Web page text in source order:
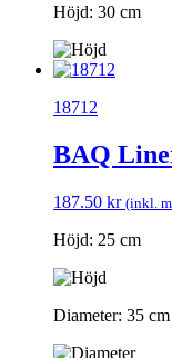
Höjd: 30 cm
18712
BAQ
187.50 kr (inkl.
Höjd: 25 cm
Diameter: 35 cm